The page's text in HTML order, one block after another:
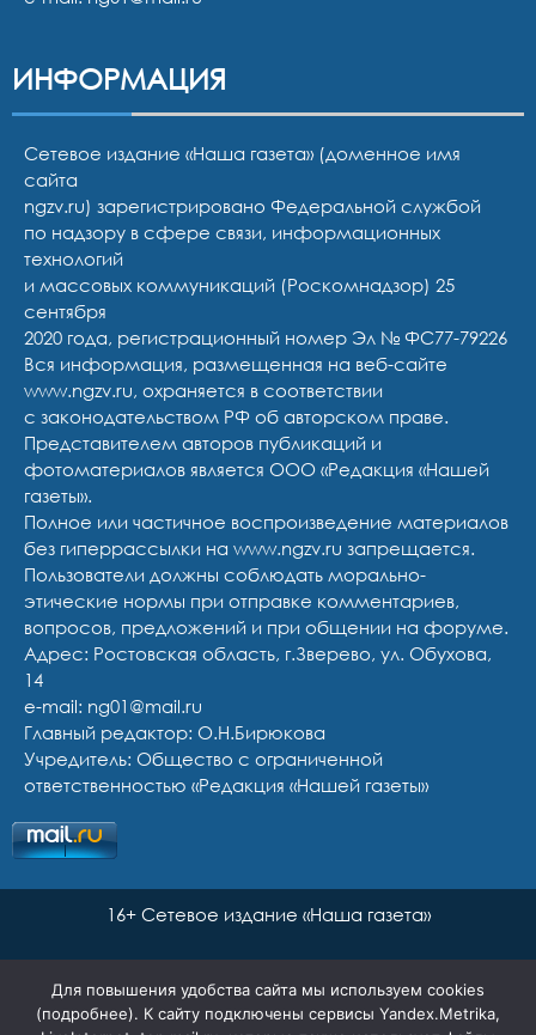
ИНФОРМАЦИЯ
Сетевое издание «Наша газета» (доменное имя
сайта
ngzv.ru) зарегистрировано Федеральной службой
по надзору в сфере связи, информационных
технологий
и массовых коммуникаций (Роскомнадзор) 25
сентября
2020 года, регистрационный номер Эл № ФС77-79226
Вся информация, размещенная на веб-сайте
www.ngzv.ru, охраняется в соответствии
с законодательством РФ об авторском праве.
Представителем авторов публикаций и
фотоматериалов является ООО «Редакция «Нашей
газеты».
Полное или частичное воспроизведение материалов
без гиперрассылки на www.ngzv.ru запрещается.
Пользователи должны соблюдать морально-
этические нормы при отправке комментариев,
вопросов, предложений и при общении на форуме.
Адрес: Ростовская область, г.Зверево, ул. Обухова,
14
e-mail: ng01@mail.ru
Главный редактор: О.Н.Бирюкова
Учредитель: Общество с ограниченной
ответственностью «Редакция «Нашей газеты»
16+ Сетевое издание «Наша газета»
Для повышения удобства сайта мы используем cookies
(подробнее). К сайту подключены сервисы Yandex.Metrika,